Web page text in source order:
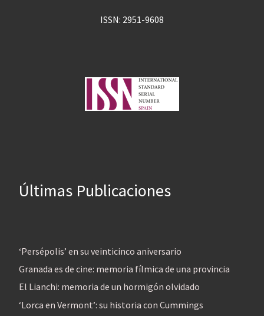
ISSN: 2951-9608
Últimas Publicaciones
‘Persépolis’ en su veinticinco aniversario
Granada es de cine: memoria fílmica de una provincia
El Lianchi: memoria de un hormigón olvidado
‘Lorca en Vermont’: su historia con Cummings